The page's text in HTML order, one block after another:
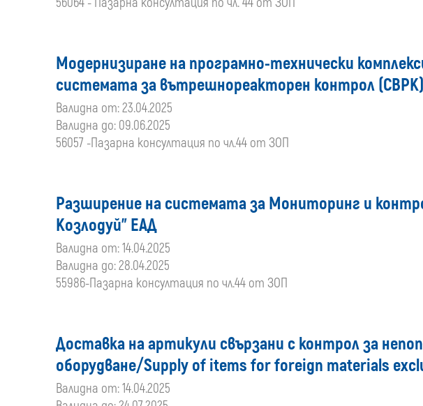
Модернизиране на програмно-технически
системата за вътрешнореакторен контрол
Валидна от: 23.04.2025
Валидна до: 09.06.2025
56057 -Пазарна консултация по чл.44 от ЗОП
Разширение на системата за Мониторинг и
Козлодуй" ЕАД
Валидна от: 14.04.2025
Валидна до: 28.04.2025
55986-Пазарна консултация по чл.44 от ЗОП
Доставка на артикули свързани с контрол за
оборудване/Supply of items for foreign materials
Валидна от: 14.04.2025